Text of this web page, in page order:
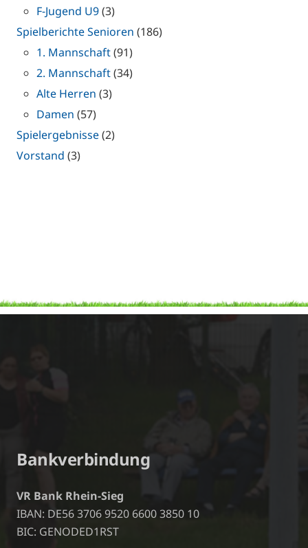
F-Jugend U9(3)
Spielberichte Senioren (186)
1. Mannschaft(91)
2. Mannschaft(34)
Alte Herren (3)
Damen (57)
Spielergebnisse(2)
Vorstand (3)
Bankverbindung
VR Bank Rhein-Sieg
IBAN: DE56 3706 9520 6600 3850 10
BIC: GENODED1RST